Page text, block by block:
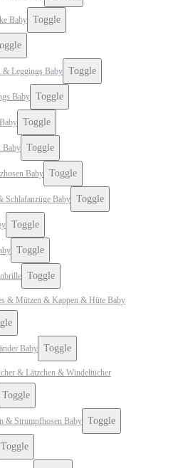
Baby Toggle
& Leggings Baby Toggle
Baby Toggle
Toggle
Baby Toggle
Baby Toggle
Schlafanzüge Baby Toggle
Toggle
Toggle
Toggle
& Mützen & Kappen & Hüte Baby
Baby Toggle
& Lätzchen & Windeltücher
Toggle
& Strumpfhosen Baby Toggle
Toggle